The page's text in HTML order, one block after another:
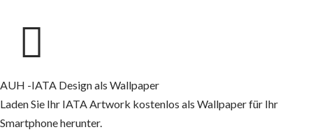
AUH -IATA Design als Wallpaper
Laden Sie Ihr IATA Artwork kostenlos als Wallpaper für Ihr
Smartphone herunter.